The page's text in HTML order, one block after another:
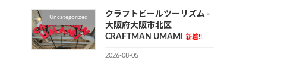
Uncategorized
クラフトビールツーリズム -
大阪府大阪市北区
CRAFTMAN UMAMI
新着!!
2026-08-05